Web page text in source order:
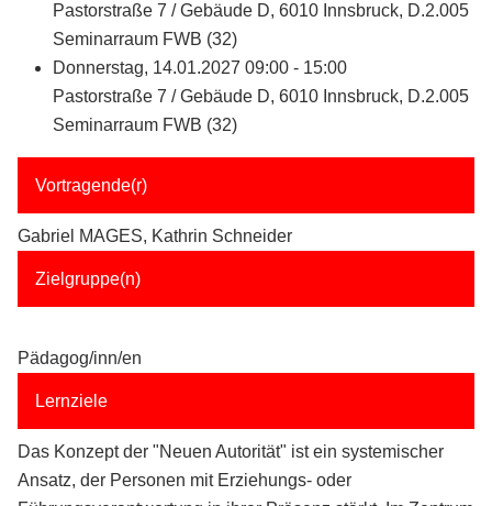
Pastorstraße 7 / Gebäude D, 6010 Innsbruck, D.2.005
Seminarraum FWB (32)
Donnerstag, 14.01.2027 09:00 - 15:00
Pastorstraße 7 / Gebäude D, 6010 Innsbruck, D.2.005
Seminarraum FWB (32)
Vortragende(r)
Gabriel MAGES, Kathrin Schneider
Zielgruppe(n)
Pädagog/inn/en
Lernziele
Das Konzept der "Neuen Autorität" ist ein systemischer
Ansatz, der Personen mit Erziehungs- oder